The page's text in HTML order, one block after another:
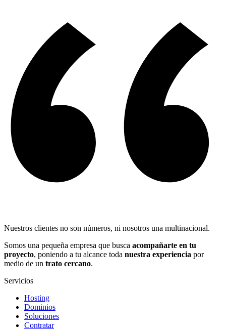
Nuestros clientes no son números, ni nosotros una multinacional.
Somos una pequeña empresa que busca acompañarte en tu
proyecto, poniendo a tu alcance toda nuestra experiencia por
medio de un trato cercano.
Servicios
Hosting
Dominios
Soluciones
Contratar